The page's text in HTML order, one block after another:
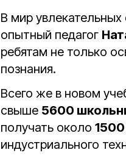
В мир
опытный педагог
ребятам не только
познания.
Всего же в новом
свыше 5600
получать около
индустриального